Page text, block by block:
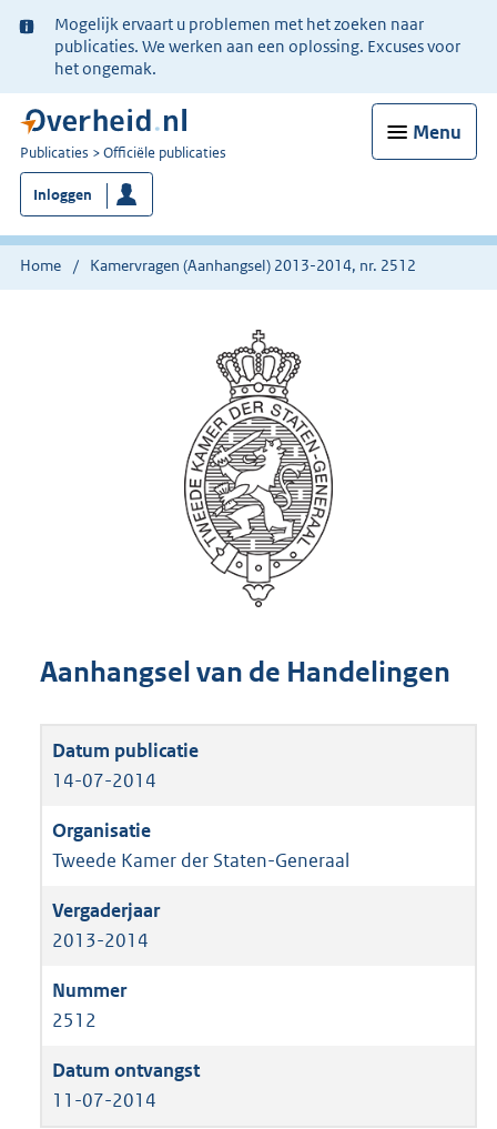
Ter
informatie:
Mogelijk ervaart u problemen met het zoeken naar
publicaties. We werken aan een oplossing. Excuses voor
het ongemak.
Menu
U
bent
nu
hier:
Publicaties Officiële publicaties
Inloggen
Home Kamervragen (Aanhangsel) 2013-2014, nr. 2512
Aanhangsel van de Handelingen
14-07-2014
Tweede Kamer der Staten-Generaal
2013-2014
2512
11-07-2014